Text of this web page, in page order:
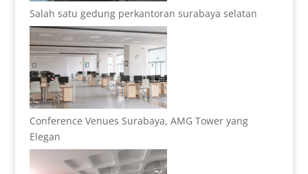
Salah satu gedung perkantoran surabaya selatan
Conference Venues Surabaya, AMG Tower yang
Elegan